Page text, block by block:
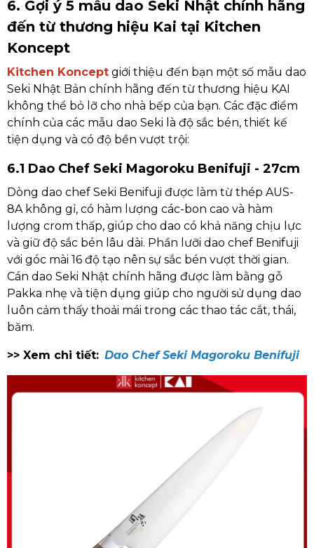
6. Gợi ý 5 mẫu dao Seki Nhật chính hãng
đến từ thương hiệu Kai tại Kitchen
Koncept
Kitchen Koncept giới thiệu đến bạn một số mẫu dao
Seki Nhật Bản chính hãng đến từ thương hiệu KAI
không thể bỏ lỡ cho nhà bếp của bạn. Các đặc điểm
chính của các mẫu dao Seki là độ sắc bén, thiết kế
tiện dụng và có độ bền vượt trội:
6.1 Dao Chef Seki Magoroku Benifuji - 27cm
Dòng dao chef Seki Benifuji được làm từ thép AUS-
8A không gỉ, có hàm lượng các-bon cao và hàm
lượng crom thấp, giúp cho dao có khả năng chịu lực
và giữ độ sắc bén lâu dài. Phần lưỡi dao chef Benifuji
với góc mài 16 độ tạo nên sự sắc bén vượt thời gian.
Cán dao Seki Nhật chính hãng được làm bằng gỗ
Pakka nhẹ và tiện dụng giúp cho người sử dụng dao
luôn cảm thấy thoải mái trong các thao tác cắt, thái,
băm.
>> Xem chi tiết: Dao Chef Seki Magoroku Benifuji